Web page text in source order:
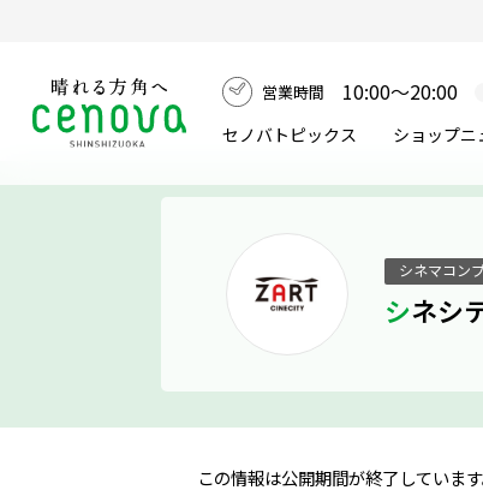
営業時間 10:00～20:00
セノバトピックス ショップニ
シネマコン
シネ
この情報は公開期間が終了しています